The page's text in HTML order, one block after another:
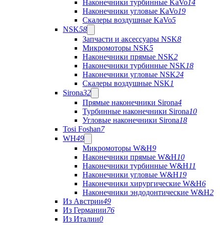
Наконечники турбинные KaVo14
Наконечники угловые KaVo19
Скалеры воздушные KaVo5
NSK58
Запчасти и аксессуары NSK8
Микромоторы NSK5
Наконечники прямые NSK2
Наконечники турбинные NSK18
Наконечники угловые NSK24
Скалеры воздушные NSK1
Sirona32
Прямые наконечники Sirona4
Турбинные наконечники Sirona10
Угловые наконечники Sirona18
Tosi Foshan7
WH49
Микромоторы W&H9
Наконечники прямые W&H10
Наконечники турбинные W&H11
Наконечники угловые W&H19
Наконечники хирургические W&H6
Наконечники эндодонтические W&H2
Из Австрии49
Из Германии76
Из Италии0